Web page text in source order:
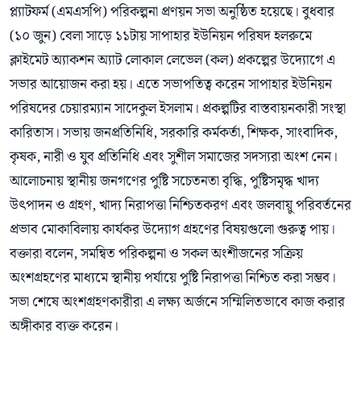
প্ল্যাটফর্ম (এমএসপি) পরিকল্পনা প্রণয়ন সভা অনুষ্ঠিত হয়েছে। বুধবার
(১০ জুন) বেলা সাড়ে ১১টায় সাপাহার ইউনিয়ন পরিষদ হলরুমে
ক্লাইমেট অ্যাকশন অ্যাট লোকাল লেভেল (কল) প্রকল্পের উদ্যোগে এ
সভার আয়োজন করা হয়। এতে সভাপতিত্ব করেন সাপাহার ইউনিয়ন
পরিষদের চেয়ারম্যান সাদেকুল ইসলাম। প্রকল্পটির বাস্তবায়নকারী সংস্থা
কারিতাস। সভায় জনপ্রতিনিধি, সরকারি কর্মকর্তা, শিক্ষক, সাংবাদিক,
কৃষক, নারী ও যুব প্রতিনিধি এবং সুশীল সমাজের সদস্যরা অংশ নেন।
আলোচনায় স্থানীয় জনগণের পুষ্টি সচেতনতা বৃদ্ধি, পুষ্টিসমৃদ্ধ খাদ্য
উৎপাদন ও গ্রহণ, খাদ্য নিরাপত্তা নিশ্চিতকরণ এবং জলবায়ু পরিবর্তনের
প্রভাব মোকাবিলায় কার্যকর উদ্যোগ গ্রহণের বিষয়গুলো গুরুত্ব পায়।
বক্তারা বলেন, সমন্বিত পরিকল্পনা ও সকল অংশীজনের সক্রিয়
অংশগ্রহণের মাধ্যমে স্থানীয় পর্যায়ে পুষ্টি নিরাপত্তা নিশ্চিত করা সম্ভব।
সভা শেষে অংশগ্রহণকারীরা এ লক্ষ্য অর্জনে সম্মিলিতভাবে কাজ করার
অঙ্গীকার ব্যক্ত করেন।